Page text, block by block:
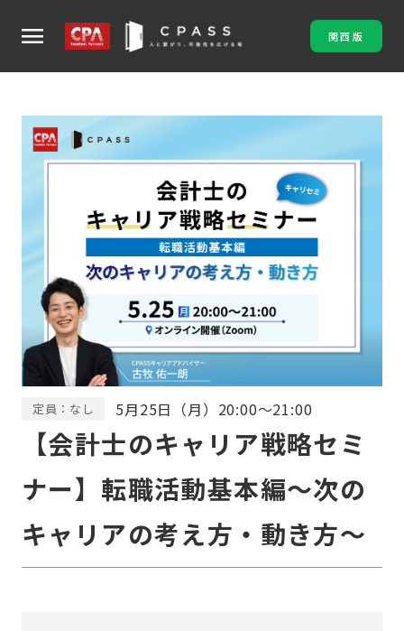
menu 関西版
定員：なし 5月25日（月）20:00～21:00
【会計士のキャリア戦略セミ
ナー】転職活動基本編～次の
キャリアの考え方・動き方～